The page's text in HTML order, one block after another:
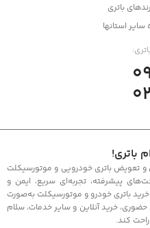
باتری
باتری!
تعویض باتری خودرویی و موتورسیکلت
پیشرفته، تجربه‌ای سریع، ایمن و
باتری خودرو و موتورسیکلت به‌صورت
خرید آنلاین و سایر خدمات، سلام
راحت کند.